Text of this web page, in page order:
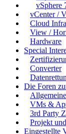
vSphere
vCenter /
Cloud
View /
Hardware
Special
Converter
Die Foren
VMs &
3rd Party
Projekt
Eingestellte